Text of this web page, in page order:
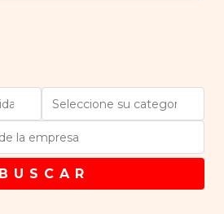
B U S C A R